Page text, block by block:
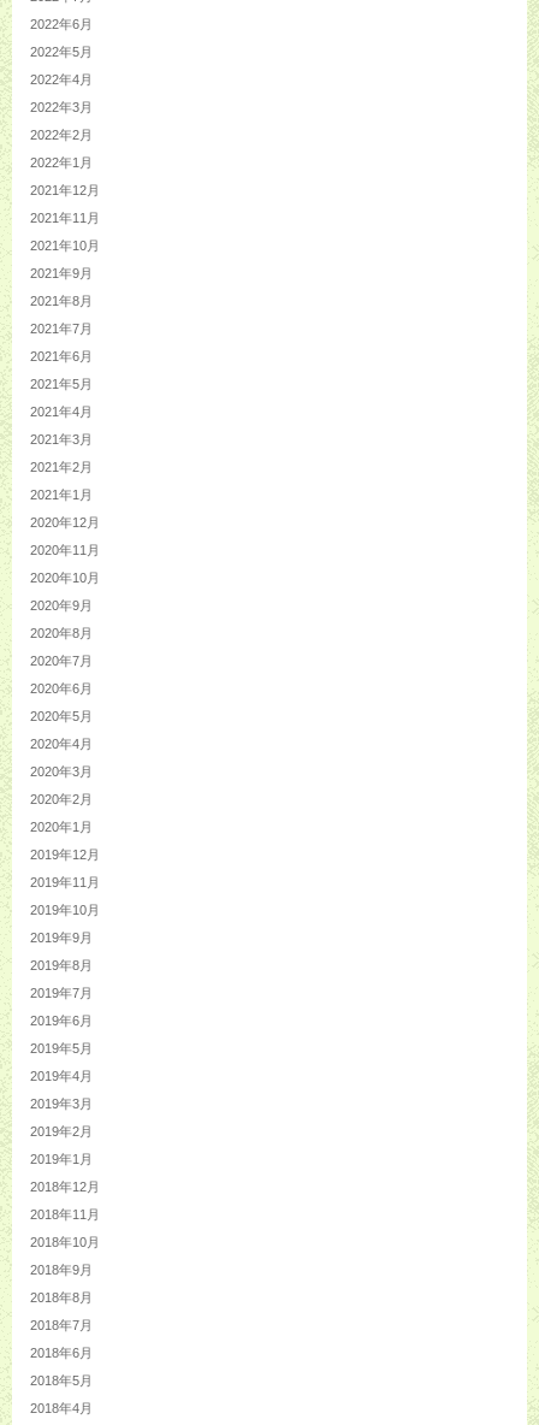
2022年6月
2022年5月
2022年4月
2022年3月
2022年2月
2022年1月
2021年12月
2021年11月
2021年10月
2021年9月
2021年8月
2021年7月
2021年6月
2021年5月
2021年4月
2021年3月
2021年2月
2021年1月
2020年12月
2020年11月
2020年10月
2020年9月
2020年8月
2020年7月
2020年6月
2020年5月
2020年4月
2020年3月
2020年2月
2020年1月
2019年12月
2019年11月
2019年10月
2019年9月
2019年8月
2019年7月
2019年6月
2019年5月
2019年4月
2019年3月
2019年2月
2019年1月
2018年12月
2018年11月
2018年10月
2018年9月
2018年8月
2018年7月
2018年6月
2018年5月
2018年4月